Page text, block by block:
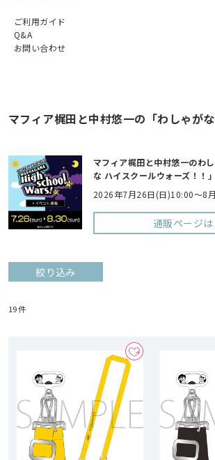
ご利用ガイド
Q&A
お問い合わせ
マフィア梶田と中村悠一の「わしゃがな
マフィア梶田と中村悠一のわ
な ハイスクールウォーズ！！
2026年7月26日(日)10:00～8
通販ページ
絞り込み
19件